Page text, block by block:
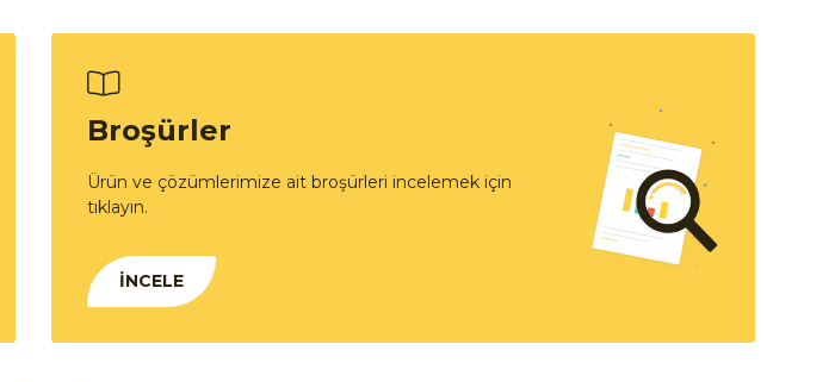
Broşürler
Ürün ve çözümlerimize ait broşürleri incelemek için
tıklayın.
İNCELE